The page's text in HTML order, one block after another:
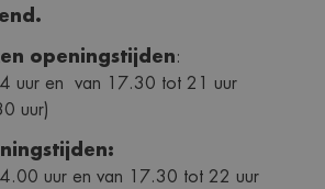
openingstijden:
uur en  van 17.30 tot 21 uur
uur)
uur en van 17.30 tot 22 uur